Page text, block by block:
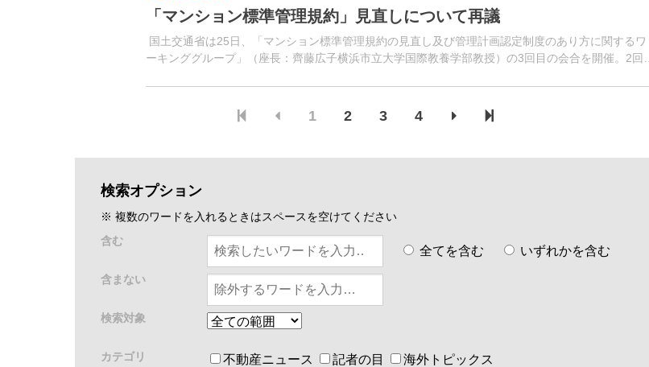
「マンション標準管理規約」見直しについて再議
国土交通省は25日、「マンション標準管理規約の見直し及び管理計画認定制度のあり方に関するワ
ーキンググループ」（座長：齊藤広子横浜市立大学国際教養学部教授）の3回目の会合を開催。2回目
1 2 3 4
検索オプション
※ 複数のワードを入れるときはスペースを空けてください
含む
全てを含む いずれかを含む
含まない
検索対象
カテゴリ 不動産ニュース 記者の目 海外トピックス